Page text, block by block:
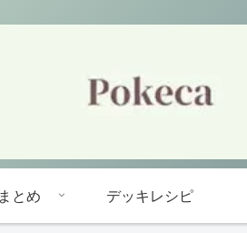
とめ デッキレシピ